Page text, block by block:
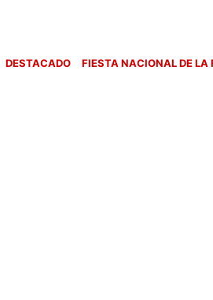
DESTACADO
FIESTA NACIONAL DE LA